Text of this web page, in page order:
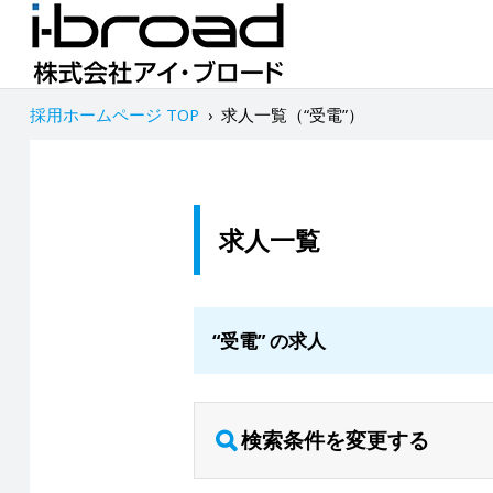
採用ホームページ TOP › 求人一覧（“受電”）
求人一覧
“受電” の求人
検索条件を変更する